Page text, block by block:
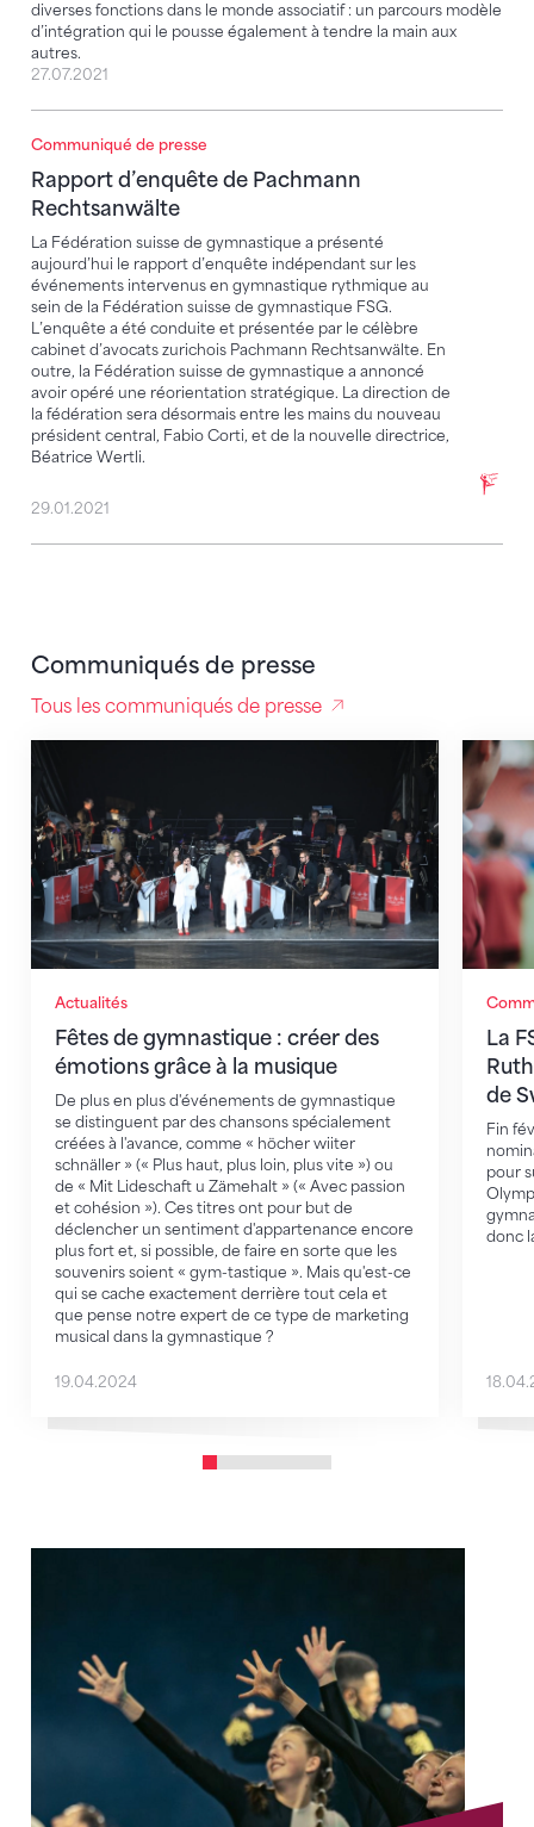
diverses fonctions dans le monde associatif : un parcours modèle
d’intégration qui le pousse également à tendre la main aux
autres.
27.07.2021
Communiqué de presse
Rapport d’enquête de Pachmann
Rechtsanwälte
La Fédération suisse de gymnastique a présenté
aujourd’hui le rapport d’enquête indépendant sur les
événements intervenus en gymnastique rythmique au
sein de la Fédération suisse de gymnastique FSG.
L’enquête a été conduite et présentée par le célèbre
cabinet d’avocats zurichois Pachmann Rechtsanwälte. En
outre, la Fédération suisse de gymnastique a annoncé
avoir opéré une réorientation stratégique. La direction de
la fédération sera désormais entre les mains du nouveau
président central, Fabio Corti, et de la nouvelle directrice,
Béatrice Wertli.
Rapport d’enquête de Pachmann Rechtsanwälte
29.01.2021
Communiqués de presse
Tous les communiqués de presse
Actualités
Fêtes de gymnastique : créer des
émotions grâce à la musique
De plus en plus d'événements de gymnastique
se distinguent par des chansons spécialement
créées à l'avance, comme « höcher wiiter
schnäller » (« Plus haut, plus loin, plus vite ») ou
de « Mit Lideschaft u Zämehalt » (« Avec passion
et cohésion »). Ces titres ont pour but de
déclencher un sentiment d'appartenance encore
plus fort et, si possible, de faire en sorte que les
souvenirs soient « gym-tastique ». Mais qu'est-ce
qui se cache exactement derrière tout cela et
que pense notre expert de ce type de marketing
musical dans la gymnastique ?
Fêtes de gymnastique : créer des émotions grâce à
19.04.2024
La
de
Fin
pour
donc
La